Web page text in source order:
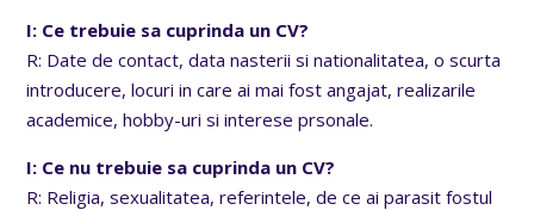
I: Ce trebuie sa cuprinda un CV?
R: Date de contact, data nasterii si nationalitatea, o scurta
introducere, locuri in care ai mai fost angajat, realizarile
academice, hobby-uri si interese prsonale.
I: Ce nu trebuie sa cuprinda un CV?
R: Religia, sexualitatea, referintele, de ce ai parasit fostul